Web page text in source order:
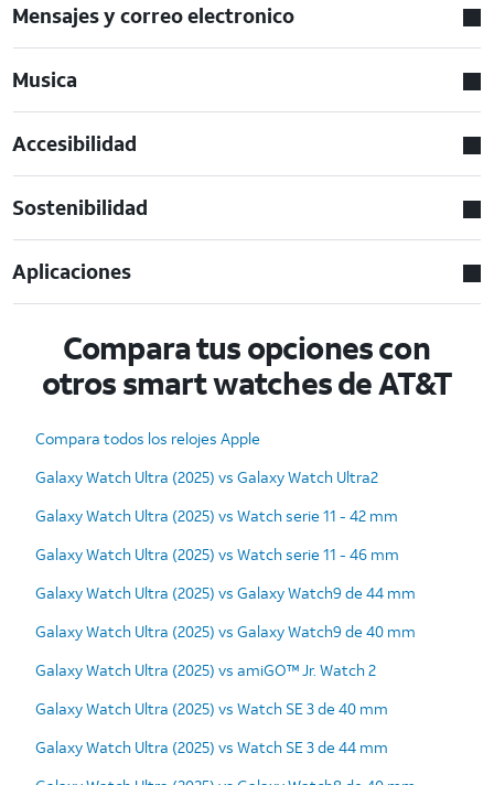
Mensajes y correo electronico
Musica
Accesibilidad
Sostenibilidad
Aplicaciones
Compara tus opciones con
otros smart watches de AT&T
Compara todos los relojes Apple
Galaxy Watch Ultra (2025) vs Galaxy Watch Ultra2
Galaxy Watch Ultra (2025) vs Watch serie 11 - 42 mm
Galaxy Watch Ultra (2025) vs Watch serie 11 - 46 mm
Galaxy Watch Ultra (2025) vs Galaxy Watch9 de 44 mm
Galaxy Watch Ultra (2025) vs Galaxy Watch9 de 40 mm
Galaxy Watch Ultra (2025) vs amiGO™ Jr. Watch 2
Galaxy Watch Ultra (2025) vs Watch SE 3 de 40 mm
Galaxy Watch Ultra (2025) vs Watch SE 3 de 44 mm